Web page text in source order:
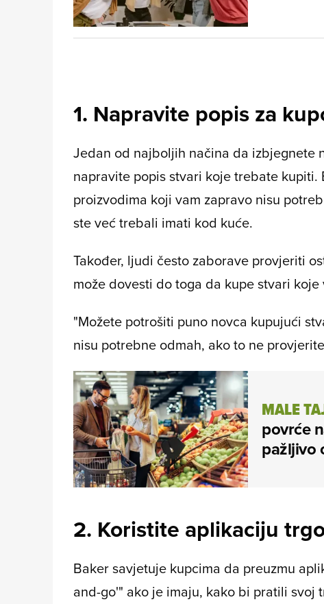
1. Napravite popis za
Jedan od najboljih načina da izbjegnete
napravite popis stvari koje trebate
proizvodima koji vam zapravo nisu
ste već trebali imati kod kuće.
Također, ljudi često zaborave provjeriti
može dovesti do toga da kupe stvari koje
"Možete potrošiti puno novca kupujući
nisu potrebne odmah, ako to ne
MALE
povrće
pažljivo
2. Koristite aplikaciju
Baker savjetuje kupcima da preuzmu
and-go'" ako je imaju, kako bi pratili svoj